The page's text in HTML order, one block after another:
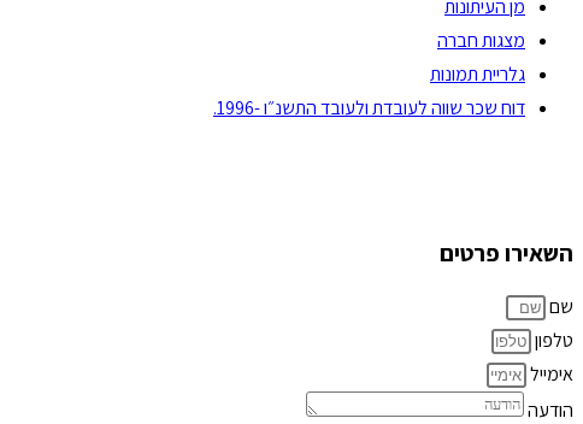
מן העיתונות
מצגות חברה
גלריית תמונות
דוח שכר שווה לעובדת ולעובד התשנ״ו -1996.
השאירו פרטים
שם
טלפון
אימייל
הודעה